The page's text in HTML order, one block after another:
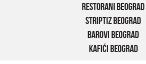
Restorani Beograd
Striptiz Beograd
Barovi Beograd
Kafići Beograd